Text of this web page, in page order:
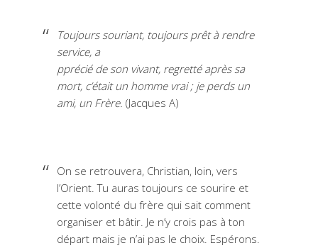
Toujours souriant, toujours prêt à rendre
service, a
pprécié de son vivant, regretté après sa
mort, c’était un homme vrai ; je perds un
ami, un Frère. (Jacques A)
On se retrouvera, Christian, loin, vers
l’Orient. Tu auras toujours ce sourire et
cette volonté du frère qui sait comment
organiser et bâtir. Je n’y crois pas à ton
départ mais je n’ai pas le choix. Espérons.